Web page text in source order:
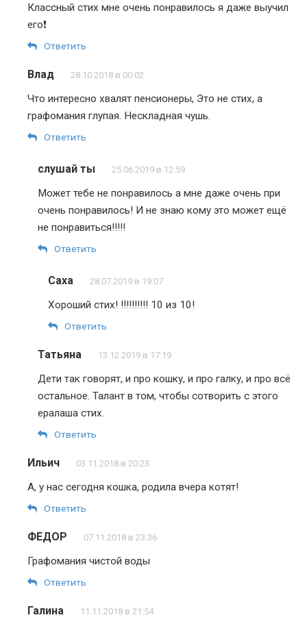
Классный стих мне очень понравилось я даже выучил
его❗️
Ответить
Влад 28.10.2018 в 00:02
Что интересно хвалят пенсионеры, Это не стих, а
графомания глупая. Нескладная чушь.
Ответить
слушай ты 25.06.2019 в 12:59
Может тебе не понравилось а мне даже очень при
очень понравилось! И не знаю кому это может ещё
не понравиться!!!!!
Ответить
Саха 28.07.2019 в 19:07
Хороший стих! !!!!!!!!!! 10 из 10!
Ответить
Татьяна 13.12.2019 в 17:19
Дети так говорят, и про кошку, и про галку, и про всё
остальное. Талант в том, чтобы сотворить с этого
ералаша стих.
Ответить
Ильич 03.11.2018 в 20:23
А, у нас сегодня кошка, родила вчера котят!
Ответить
ФЕДОР 07.11.2018 в 23:36
Графомания чистой воды
Ответить
Галина 11.11.2018 в 21:54